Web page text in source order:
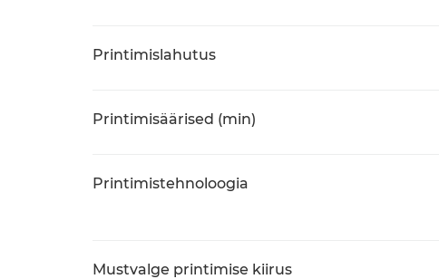
Printimislahutus
Printimisäärised (min)
Printimistehnoloogia
Mustvalge printimise kiirus